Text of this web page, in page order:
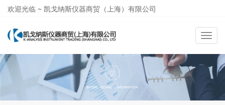
欢迎光临 ~ 凯戈纳斯仪器商贸（上海）有限公司
导
航
切
换